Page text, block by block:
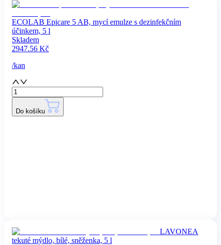
ECOLAB Epicare 5 AB, mycí emulze s dezinfekčním
účinkem, 5 l
Skladem
2947.56 Kč
/kan
Do košíku
LAVONEA
tekuté mýdlo, bílé, sněženka, 5 l